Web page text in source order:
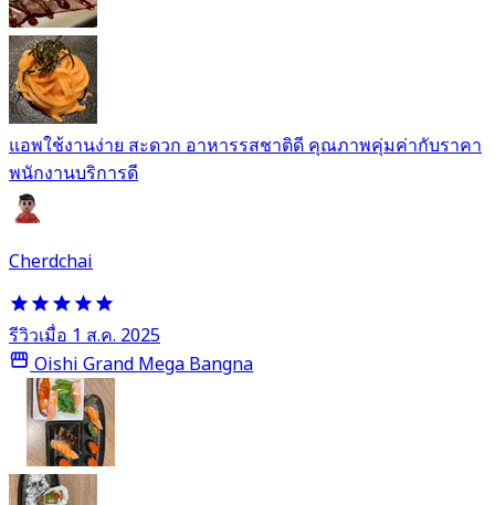
แอพใช้งานง่าย สะดวก อาหารรสชาติดี คุณภาพคุ่มค่ากับราคา
พนักงานบริการดี
Cherdchai
รีวิวเมื่อ 1 ส.ค. 2025
Oishi Grand Mega Bangna